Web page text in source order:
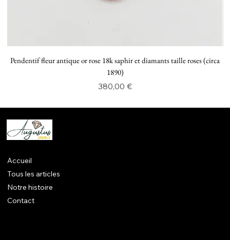
Pendentif fleur antique or rose 18k saphir et diamants taille roses (circa
1890)
Prix
380,00 €
Accueil
Tous les articles
Notre histoire
Contact